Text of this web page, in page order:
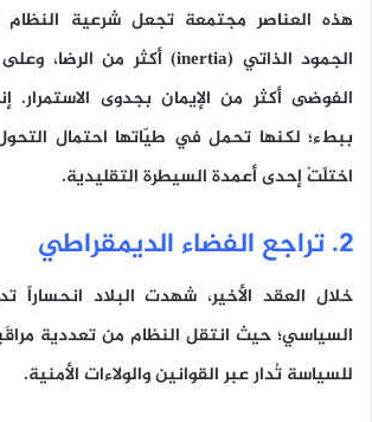
هذه العناصر مجتمعة تجعل شرعية النظام
الجمود الذاتي (inertia)
أكثر من الرضا، وعلى
الفوضى أكثر من الإيمان بجدوى الاستمرار.
ببطء؛ لكنها تحمل في طيّاتها احتمال
اختلّتْ إحدى أعمدة السيطرة التقليدية.
2. تراجع الفضاء الديمقراطي
خلال العقد الأخير، شهدت البلاد انحساراً
السياسي؛ حيث انتقل النظام من تعددية
للسياسة تُدار عبر القوانين والولاءات الأمنية.